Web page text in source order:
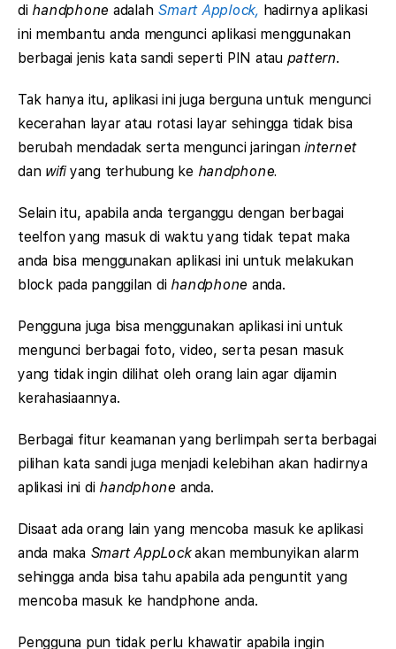
dihandphone adalah Smart Applock, hadirnya aplikasi
ini membantu anda mengunci aplikasi menggunakan
berbagai jenis kata sandi seperti PIN atau pattern.
Tak hanya itu, aplikasi ini juga berguna untuk mengunci
kecerahan layar atau rotasi layar sehingga tidak bisa
berubah mendadak serta mengunci jaringaninternet
dan wifi yang terhubung ke handphone.
Selain itu, apabila anda terganggu dengan berbagai
teelfon yang masuk di waktu yang tidak tepat maka
anda bisa menggunakan aplikasi ini untuk melakukan
block pada panggilan di handphone anda.
Pengguna juga bisa menggunakan aplikasi ini untuk
mengunci berbagai foto, video, serta pesan masuk
yang tidak ingin dilihat oleh orang lain agar dijamin
kerahasiaannya.
Berbagai fitur keamanan yang berlimpah serta berbagai
pilihan kata sandi juga menjadi kelebihan akan hadirnya
aplikasi ini di handphone anda.
Disaat ada orang lain yang mencoba masuk ke aplikasi
anda makaSmart AppLockakan membunyikan alarm
sehingga anda bisa tahu apabila ada penguntit yang
mencoba masuk ke handphone anda.
Pengguna pun tidak perlu khawatir apabila ingin